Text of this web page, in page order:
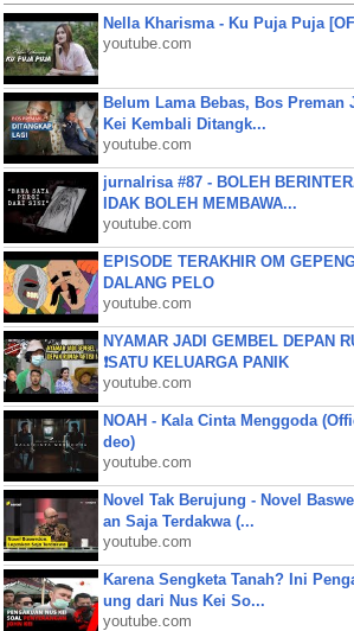
Nella Kharisma - Ku Puja Puja
youtube.com
Belum Lama Bebas, Bos Preman
Kei Kembali Ditangk...
youtube.com
jurnalrisa #87 - BOLEH
IDAK BOLEH MEMBAWA...
youtube.com
EPISODE TERAKHIR OM
DALANG PELO
youtube.com
NYAMAR JADI GEMBEL DEPAN
❗SATU KELUARGA PANIK
youtube.com
NOAH - Kala Cinta Menggoda
deo)
youtube.com
Novel Tak Berujung - Novel
an Saja Terdakwa (...
youtube.com
Karena Sengketa Tanah? Ini
ung dari Nus Kei So...
youtube.com